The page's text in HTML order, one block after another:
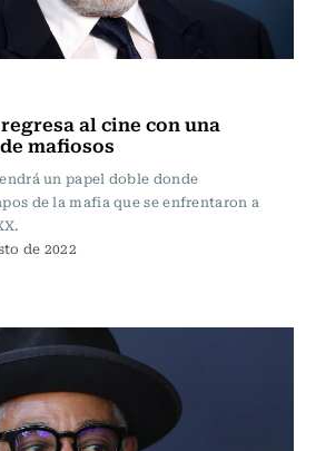
al cine con una
mafiosos
un papel doble donde
de la mafia que se enfrentaron a
de 2022